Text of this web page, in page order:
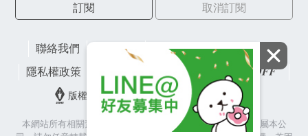
訂閱 取消訂閱
聯絡我們 網站地圖
財團法人有容教育基金會
隱私權政策
lifefactory
版權所有© 2026 皇冠金屬工業股份有限公司
本網站所有相關素材(含照片、圖片、影音、文字等)著作權皆屬本公